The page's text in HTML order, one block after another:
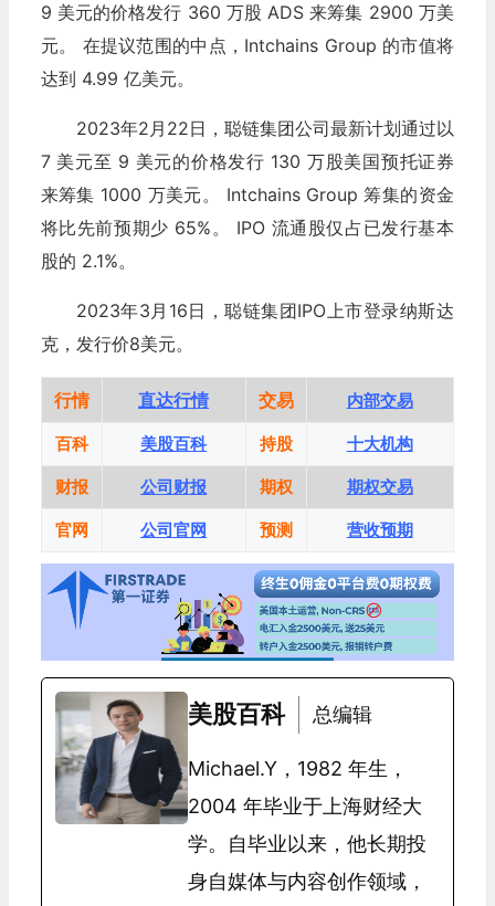
9 美元的价格发行 360 万股 ADS 来筹集 2900 万美
元。 在提议范围的中点，Intchains Group 的市值将
达到 4.99 亿美元。
2023年2月22日，聪链集团公司最新计划通过以
7 美元至 9 美元的价格发行 130 万股美国预托证券
来筹集 1000 万美元。 Intchains Group 筹集的资金
将比先前预期少 65%。 IPO 流通股仅占已发行基本
股的 2.1%。
2023年3月16日，聪链集团IPO上市登录纳斯达
克，发行价8美元。
行情 直达行情 交易 内部交易
百科 美股百科 持股 十大机构
财报 公司财报 期权 期权交易
官网 公司官网 预测 营收预期
美股百科 总编辑
Michael.Y，1982 年生，
2004 年毕业于上海财经大
学。自毕业以来，他长期投
身自媒体与内容创作领域，